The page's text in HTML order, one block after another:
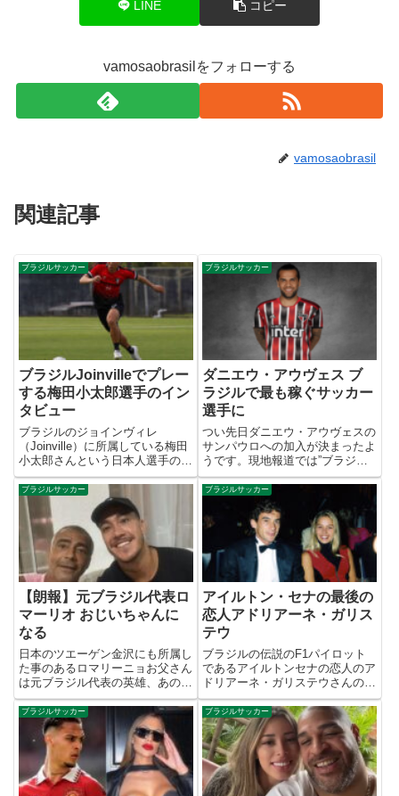
LINE コピー
vamosaobrasilをフォローする
vamosaobrasil
関連記事
ブラジルサッカー
ブラジルJoinvilleでプレー
する梅田小太郎選手のイン
タビュー
ブラジルのジョインヴィレ
（Joinville）に所属している梅田
小太郎さんという日本人選手のニ
ュースが出ておりましたので紹介
します。ジョインヴィレとはブラ
ジルのサンタカタリナ州のチーム
で現在セリエDに属する。そこで
サイドバックとしてプレーす...
ブラジルサッカー
ダニエウ・アウヴェス ブ
ラジルで最も稼ぐサッカー
選手に
つい先日ダニエウ・アウヴェスの
サンパウロへの加入が決まったよ
うです。現地報道では”ブラジル
国内で最も給料の高い選手”と見
出しが出ておりました。彼の今ま
でのキャリアを考えると、全く違
和感のない話だと思いますが、気
になるその額はいくらくらいな
ん...
ブラジルサッカー
【朗報】元ブラジル代表ロ
マーリオ おじいちゃんに
なる
日本のツエーゲン金沢にも所属し
た事のあるロマリーニョお父さん
は元ブラジル代表の英雄、あのロ
マーリオです。なんとこの度ロマ
ーリオ先生が自ら”おじいちゃん
になる”と、自身のSNSで公開し
ました＼(^ｏ^)／4/18日曜日、ロ
マーリオはベビーシャ...
ブラジルサッカー
アイルトン・セナの最後の
恋人アドリアーネ・ガリス
テウ
ブラジルの伝説のF1パイロット
であるアイルトンセナの恋人のア
ドリアーネ・ガリステウさんのま
とめです。昔書いた記事のリライ
トです。アドリアーネ・ガリステ
ウ本名：アドリアーネ・ガリステ
ウ（Adriane Galisteu）ブラジル
のモデル、女優...
ブラジルサッカー ブラジルサッカー